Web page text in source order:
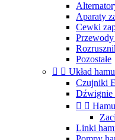
Aparaty
Cewki
Przewody
Pozostałe
  Układ
Czujniki
Dźwignie
 
Linki